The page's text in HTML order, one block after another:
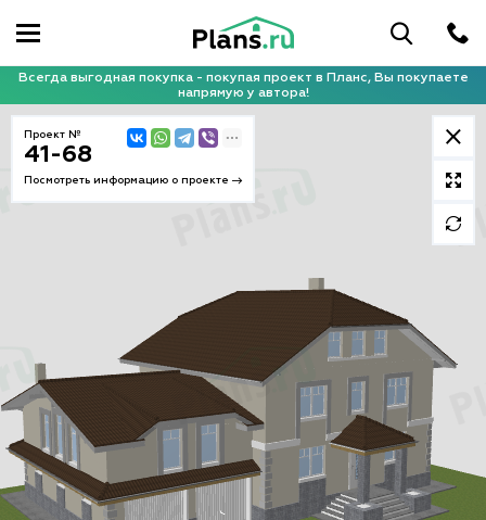
Всегда выгодная покупка - покупая проект в Планс, Вы покупаете
напрямую у автора!
Проект №
41-68
Посмотреть информацию о проекте